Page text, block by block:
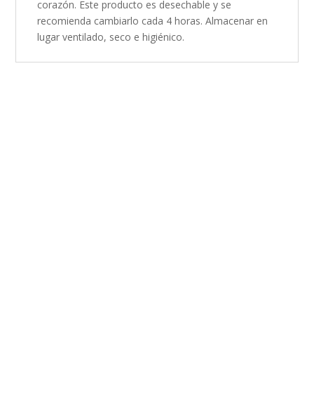
corazón. Este producto es desechable y se
recomienda cambiarlo cada 4 horas. Almacenar en
lugar ventilado, seco e higiénico.